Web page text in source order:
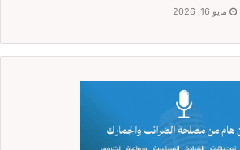
مايو 16, 2026